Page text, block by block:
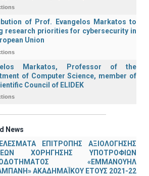
of Prof. Evangelos Markatos to
research priorities for cybersecurity in
Union
Markatos, Professor of the
of Computer Science, member of
Council of ELIDEK
News
ΕΠΙΤΡΟΠΗΣ ΑΞΙΟΛΟΓΗΣΗΣ
ΧΟΡΗΓΗΣΗΣ ΥΠΟΤΡΟΦΙΩΝ
«ΕΜΜΑΝΟΥΗΛ
ΑΚΑΔΗΜΑΪΚΟΥ ΕΤΟΥΣ 2021-22